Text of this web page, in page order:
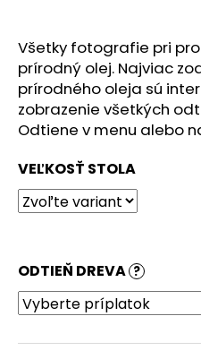
Všetky fotografie pri
prírodný olej. Najviac
prírodného oleja sú
zobrazenie všetkých
Odtiene v menu alebo
VEĽKOSŤ STOLA
ODTIEŇ DREVA ?